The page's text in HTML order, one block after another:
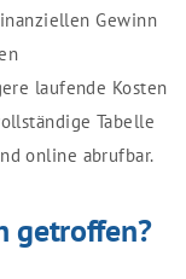
Gewinn
laufende Kosten
Tabelle
online abrufbar.
getroffen?